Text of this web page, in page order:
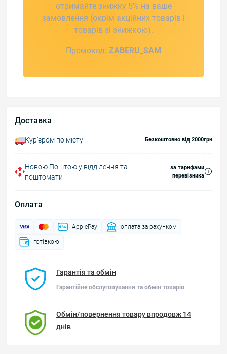
отримайте знижку 5% на ваше
замовлення (окрім акційних товарів і
товарів зі знижкою).
Промокод: ZABERU_SAM
Доставка
Курʼєром по місту Безкоштовно від 2000грн
Новою Поштою у відділення та
поштомати
за тарифами
перевізника
Оплата
ApplePay оплата за рахунком
готівкою
Гарантія та обмін
Гарантійне обслуговування та обмін товарів
Обмін/повернення товару впродовж 14
днів